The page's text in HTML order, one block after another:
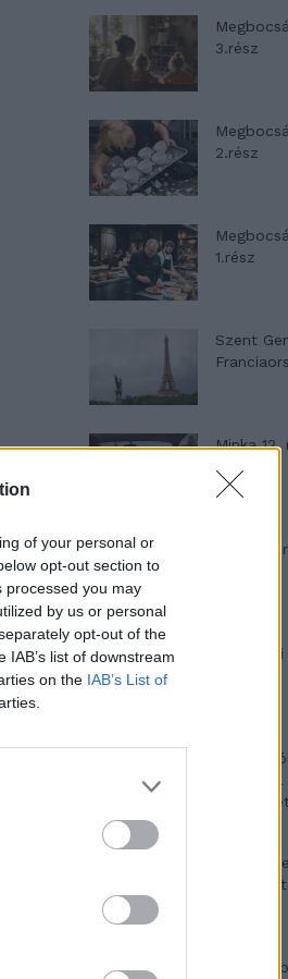
of your personal or
opt-out section to
processed you may
by us or personal
opt-out of the
list of downstream
on the IAB’s List of
3.rész
2.rész
1.rész
Szent
Minka 12.
Minka 11.
T.
Pedig
hiszünk
A
laza
Elyna